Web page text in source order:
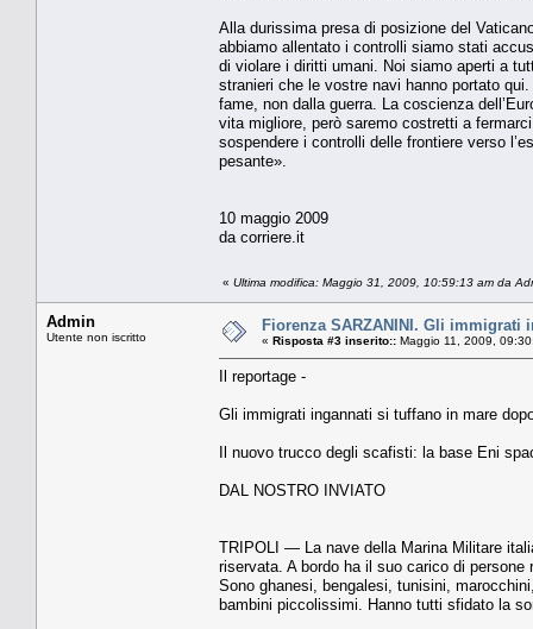
Alla durissima presa di posizione del
abbiamo allentato i controlli sia­mo stati
di violare i diritti umani. Noi siamo aperti a
stranieri che le vostre navi han­no portato
fame, non dalla guerra. La coscien­za
vita migliore, però saremo costretti a
sospendere i controlli delle frontiere verso
pesante».
10 maggio 2009
da corriere.it
« Ultima modifica: Maggio 31, 2009, 10:59:13 am da
Admin
Utente non iscritto
Fiorenza SARZANINI. Gli immigrati
« Risposta #3 inserito:: Maggio 11, 2009,
Il reportage -
Gli immigrati ingannati si tuffano in mare
Il nuovo trucco degli scafisti: la base Eni
DAL NOSTRO INVIATO
TRIPOLI — La nave della Ma­rina Militare
riservata. A bordo ha il suo carico di
Sono ghanesi, bengalesi, tunisini,
bambini piccolissimi. Hanno tutti sfidato la